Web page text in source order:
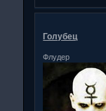
Голубец
Флудер